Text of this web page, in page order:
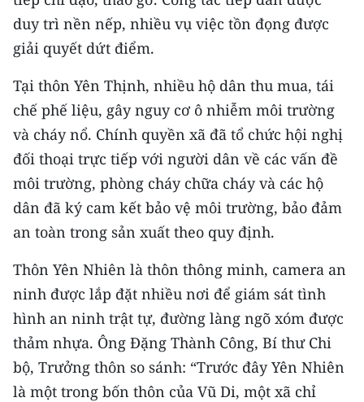
ENGLISH
中文
FRANÇAIS
РУССКИЙ
ESPAÑOL
한국어
duy trì nền nếp, nhiều vụ việc tồn đọng được
giải quyết dứt điểm.
Tại thôn Yên Thịnh, nhiều hộ dân thu mua, tái
chế phế liệu, gây nguy cơ ô nhiễm môi trường
và cháy nổ. Chính quyền xã đã tổ chức hội nghị
đối thoại trực tiếp với người dân về các vấn đề
môi trường, phòng cháy chữa cháy và các hộ
dân đã ký cam kết bảo vệ môi trường, bảo đảm
an toàn trong sản xuất theo quy định.
Thôn Yên Nhiên là thôn thông minh, camera an
ninh được lắp đặt nhiều nơi để giám sát tình
hình an ninh trật tự, đường làng ngõ xóm được
thảm nhựa. Ông Đặng Thành Công, Bí thư Chi
bộ, Trưởng thôn so sánh: “Trước đây Yên Nhiên
là một trong bốn thôn của Vũ Di, một xã chỉ